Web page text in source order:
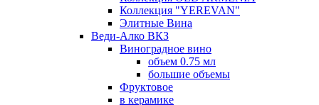
Коллекция "YEREVAN"
Элитные Вина
Веди-Алко ВКЗ
Виноградное вино
объем 0.75 мл
большие объемы
Фруктовое
в керамике